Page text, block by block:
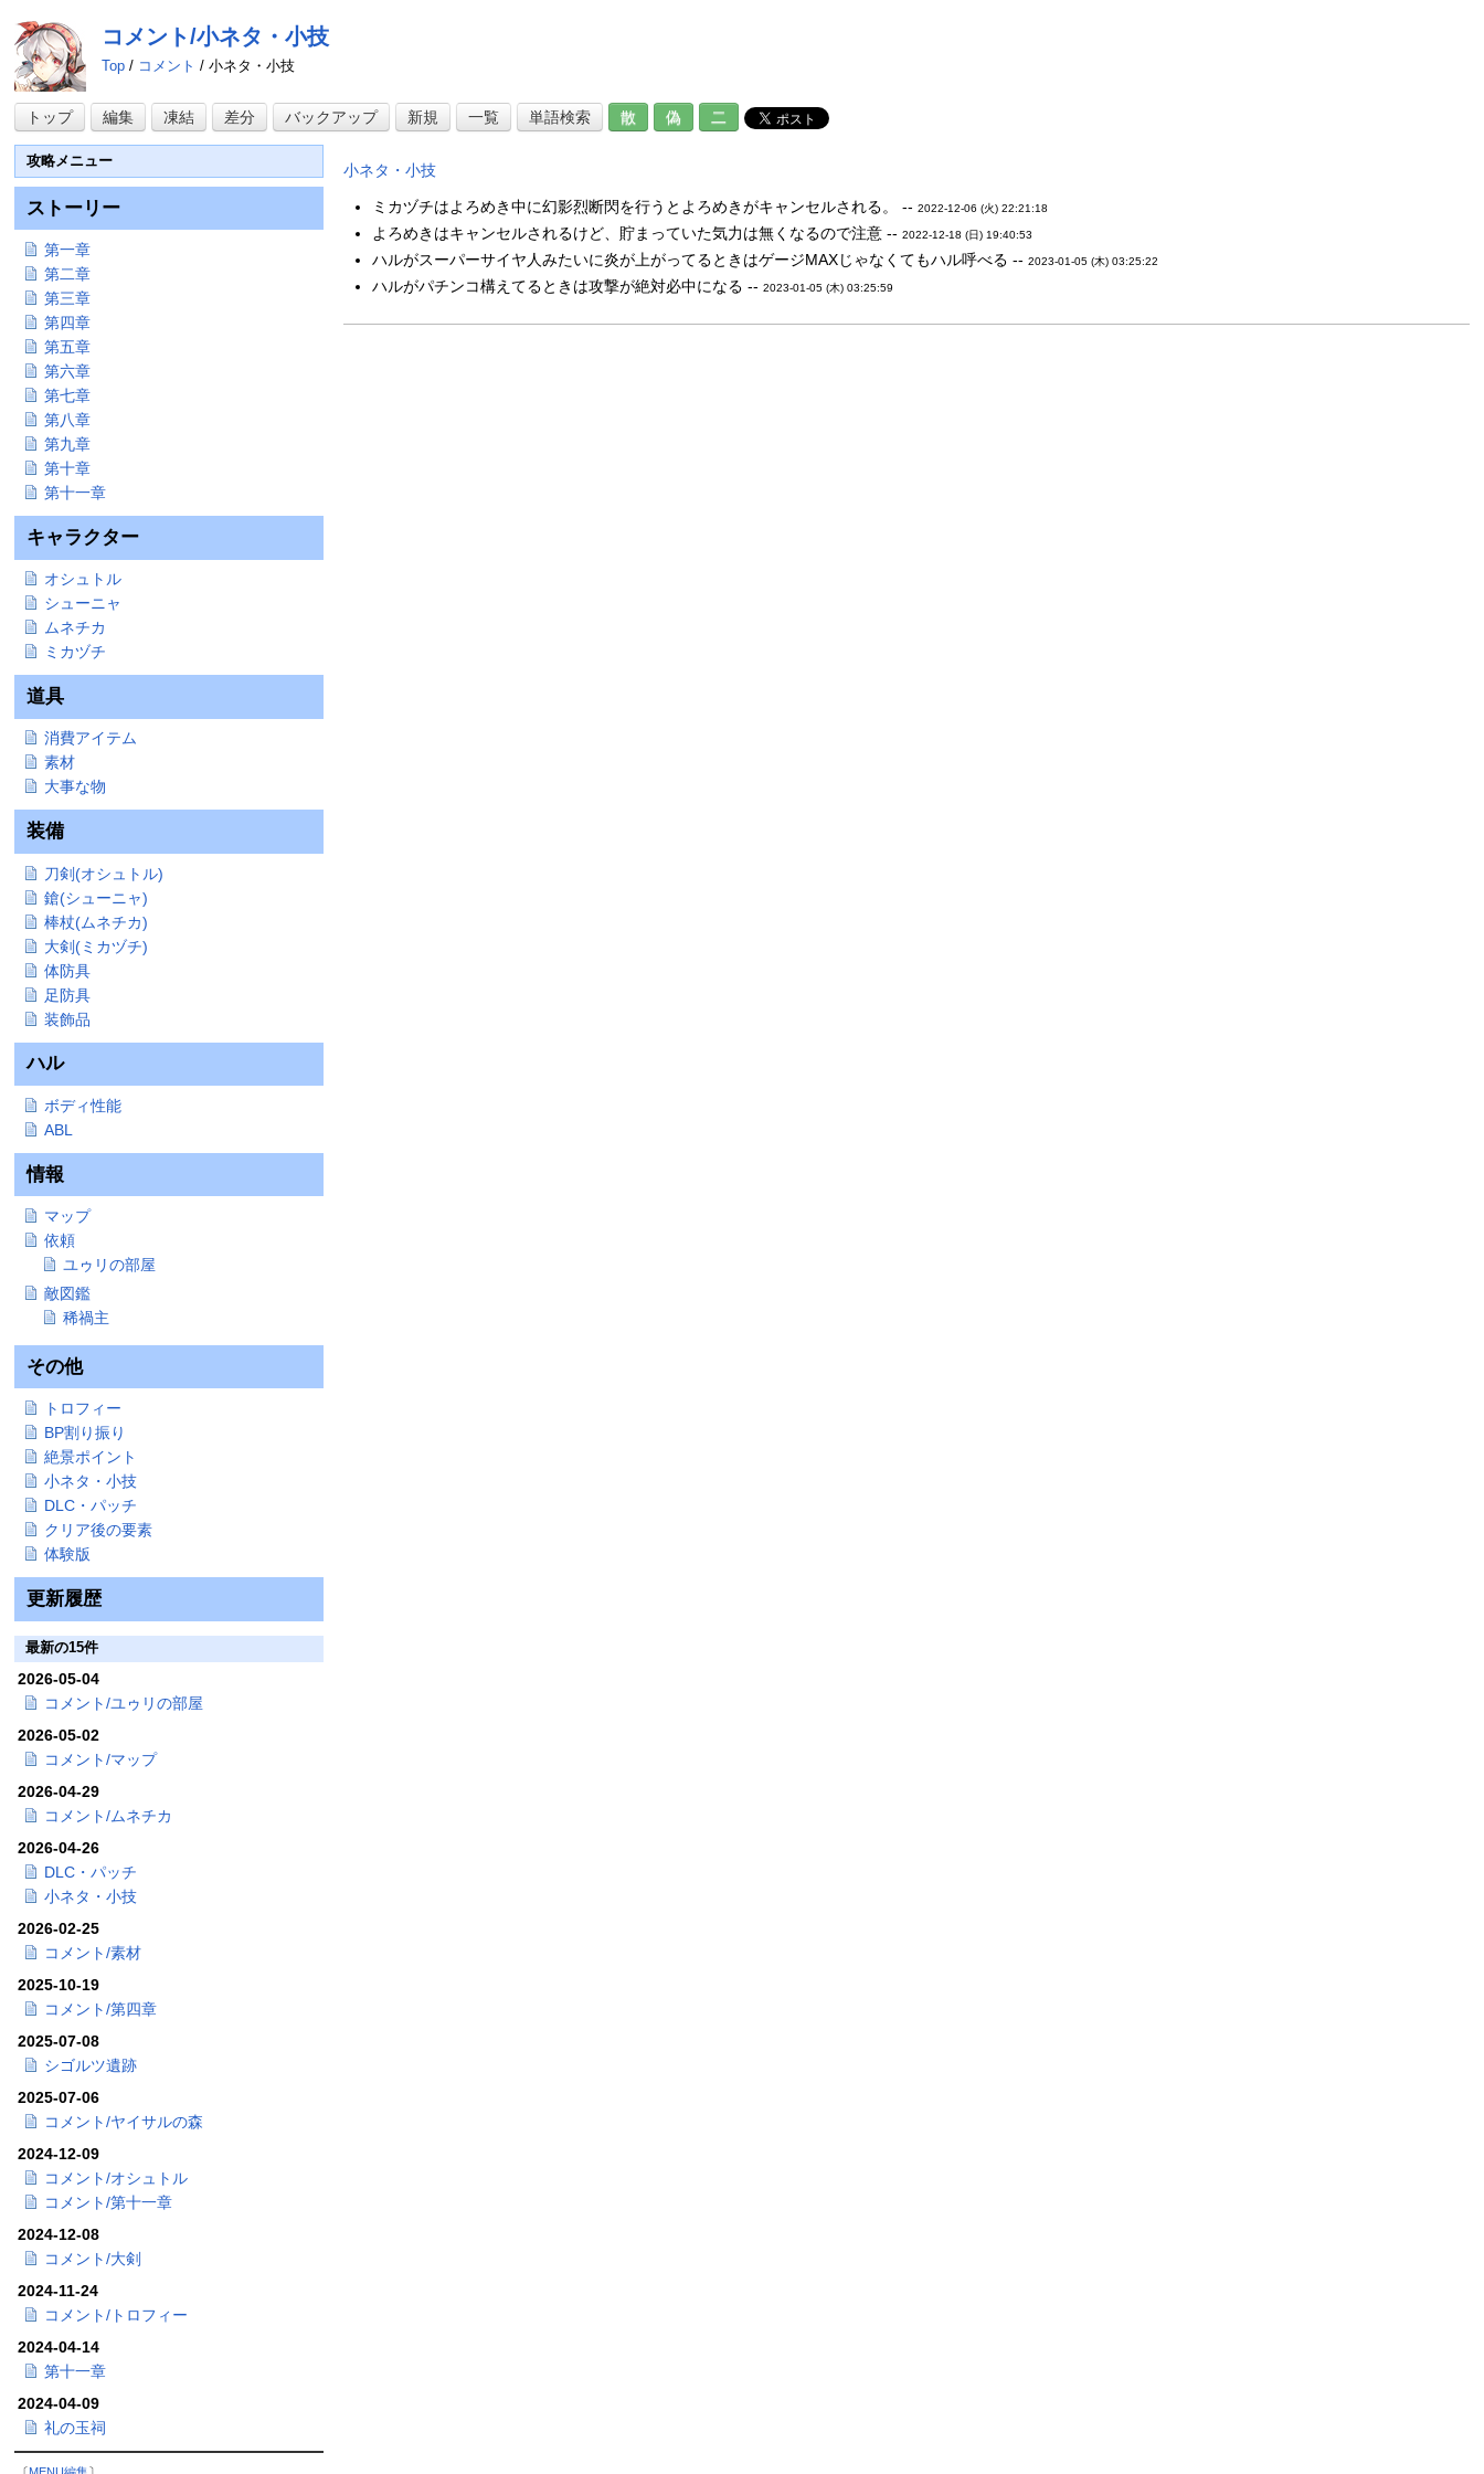
コメント/小ネタ・小技
Top / コメント / 小ネタ・小技
トップ 編集 凍結 差分 バックアップ 新規 一覧 単語検索 散 偽 二
小ネタ・小技
ミカヅチはよろめき中に幻影烈断閃を行うとよろめきがキャンセルされる。 --2022-12-06 (火) 22:21:18
よろめきはキャンセルされるけど、貯まっていた気力は無くなるので注意 --2022-12-18 (日) 19:40:53
ハルがスーパーサイヤ人みたいに炎が上がってるときはゲージMAXじゃなくてもハル呼べる --2023-01-05 (木) 03:25:22
ハルがパチンコ構えてるときは攻撃が絶対必中になる --2023-01-05 (木) 03:25:59
攻略メニュー
ストーリー
第一章
第二章
第三章
第四章
第五章
第六章
第七章
第八章
第九章
第十章
第十一章
キャラクター
オシュトル
シューニャ
ムネチカ
ミカヅチ
道具
消費アイテム
素材
大事な物
装備
刀剣(オシュトル)
鎗(シューニャ)
棒杖(ムネチカ)
大剣(ミカヅチ)
体防具
足防具
装飾品
ハル
ボディ性能
ABL
情報
マップ
依頼
ユゥリの部屋
敵図鑑
稀禍主
その他
トロフィー
BP割り振り
絶景ポイント
小ネタ・小技
DLC・パッチ
クリア後の要素
体験版
更新履歴
最新の15件
2026-05-04
コメント/ユゥリの部屋
2026-05-02
コメント/マップ
2026-04-29
コメント/ムネチカ
2026-04-26
DLC・パッチ
小ネタ・小技
2026-02-25
コメント/素材
2025-10-19
コメント/第四章
2025-07-08
シゴルツ遺跡
2025-07-06
コメント/ヤイサルの森
2024-12-09
コメント/オシュトル
コメント/第十一章
2024-12-08
コメント/大剣
2024-11-24
コメント/トロフィー
2024-04-14
第十一章
2024-04-09
礼の玉祠